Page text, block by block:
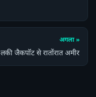
अगला »
लकी जैकपॉट से रातोंरात अमीर